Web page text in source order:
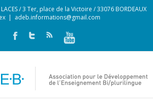
/ 3 Ter, place de la Victoire / 33076 BORDEAUX
| adeb.informations@gmail.com